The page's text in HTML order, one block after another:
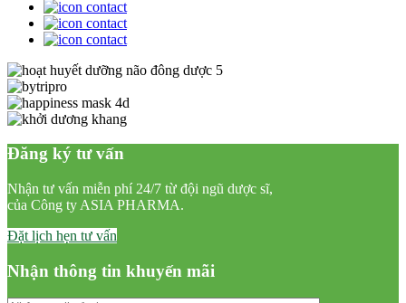
Đăng ký tư vấn
Nhận tư vấn miễn phí 24/7 từ đội ngũ dược sĩ,
của Công ty ASIA PHARMA.
Đặt lịch hẹn tư vấn
Nhận thông tin khuyến mãi